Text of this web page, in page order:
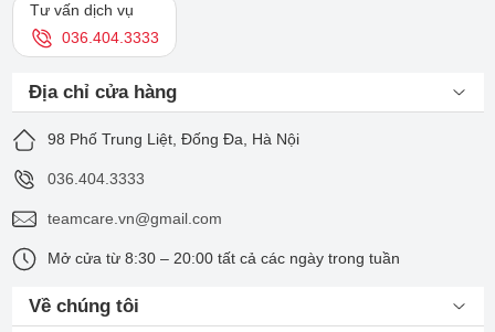
Nếu không tiện tới mua trực tiếp, bạn có thể gọi chúng tôi qua
số036.404.3333để được ship tới tận nơi.
Hiện tại bạn có thể mua miếng dán cường lực cho Apple
Tư vấn dịch vụ
036.404.3333
Địa chỉ cửa hàng
98 Phố Trung Liệt, Đống Đa, Hà Nội
036.404.3333
teamcare.vn@gmail.com
Mở cửa từ 8:30 – 20:00 tất cả các ngày trong tuần
Về chúng tôi